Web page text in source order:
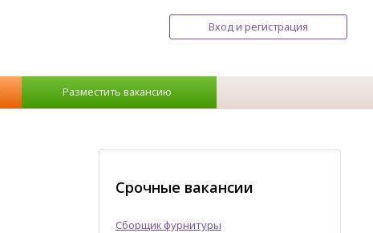
Вход и регистрация
Разместить вакансию
Срочные вакансии
Сборщик фурнитуры